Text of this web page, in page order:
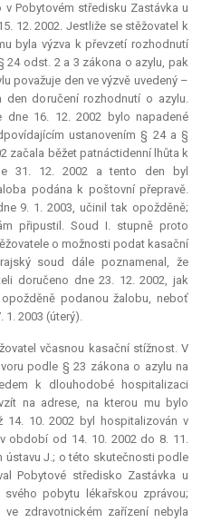
Pobytovém středisku Zastávka u
12. 2002. Jestliže se stěžovatel k
byla výzva k převzetí rozhodnutí
24 odst. 2 a 3 zákona o azylu, pak
považuje den ve výzvě uvedený –
doručení rozhodnutí o azylu.
16. 12. 2002 bylo napadené
ustanovením § 24 a §
začala běžet patnáctidenní lhůta k
31. 12. 2002 a tento den byl
podána k poštovní přepravě.
9. 1. 2003, učinil tak opožděně;
připustil. Soud I. stupně proto
o možnosti podat kasační
soud dále poznamenal, že
doručeno dne 23. 12. 2002, jak
podanou žalobu, neboť
1. 2003 (úterý).
včasnou kasační stížnost. V
podle § 23 zákona o azylu na
k dlouhodobé hospitalizaci
na adrese, na kterou mu bylo
14. 10. 2002 byl hospitalizován v
období od 14. 10. 2002 do 8. 11.
ústavu J.; o této skutečnosti podle
Pobytové středisko Zastávka u
pobytu lékařskou zprávou;
zdravotnickém zařízení nebyla